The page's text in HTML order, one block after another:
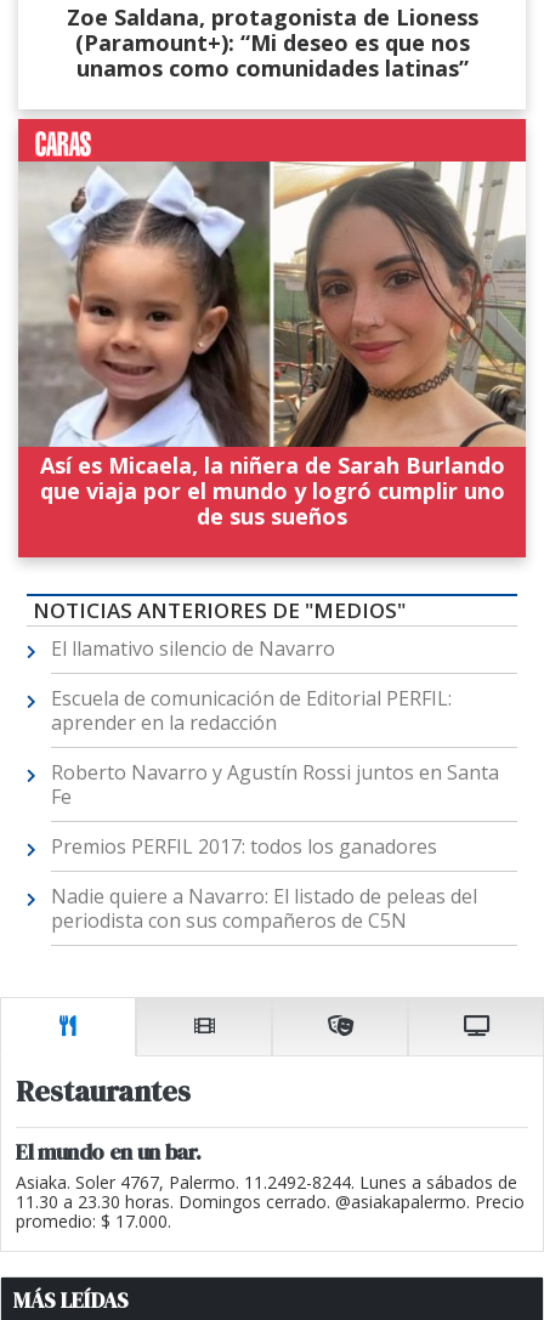
Zoe Saldana, protagonista de Lioness
(Paramount+): “Mi deseo es que nos
unamos como comunidades latinas”
Así es Micaela, la niñera de Sarah Burlando
que viaja por el mundo y logró cumplir uno
de sus sueños
NOTICIAS ANTERIORES DE "MEDIOS"
El llamativo silencio de Navarro
Escuela de comunicación de Editorial PERFIL:
aprender en la redacción
Roberto Navarro y Agustín Rossi juntos en Santa
Fe
Premios PERFIL 2017: todos los ganadores
Nadie quiere a Navarro: El listado de peleas del
periodista con sus compañeros de C5N
Restaurantes
El mundo en un bar.
Asiaka. Soler 4767, Palermo. 11.2492-8244. Lunes a sábados de
11.30 a 23.30 horas. Domingos cerrado. @asiakapalermo. Precio
promedio: $ 17.000.
MÁS LEÍDAS